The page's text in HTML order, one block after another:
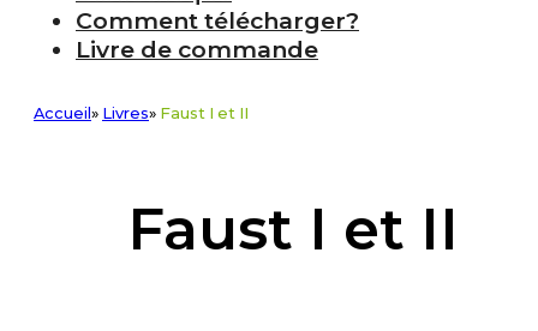
Comment télécharger?
Livre de commande
Accueil » Livres» Faust I et II
Faust I et II